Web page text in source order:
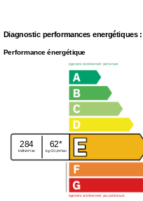
Diagnostic performances energétiques :
Performance énergétique
logement extrêmement performant
284
kWh/m²/an
62*
kg CO₂/m²/an
logement extrêmement peu performant